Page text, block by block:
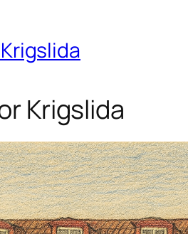
Krigslida